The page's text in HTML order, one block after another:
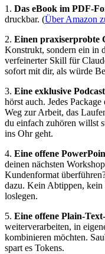
1. Das eBook im PDF-
druckbar. (Über Amazon
2. Einen praxiserprobte
Konstrukt, sondern ein in
verfeinerter Skill für
sofort mit dir, als würde
3. Eine exklusive
hörst auch. Jedes
Weg zur Arbeit, das
du einfach zuhören willst
ins Ohr geht.
4. Eine offene
deinen nächsten
Kundenformat
dazu. Kein Abtippen, kein
loslegen.
5. Eine offene Plain-
weiterverarbeiten, in
kombinieren möchten.
spart es Tokens.